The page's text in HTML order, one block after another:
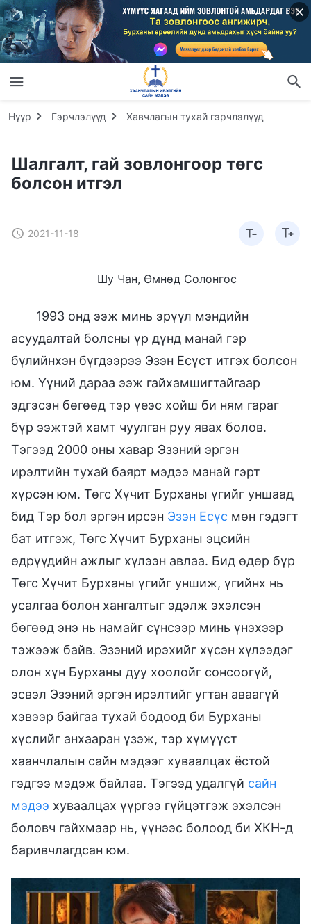
Нүүр Гэрчлэлүүд Хавчлагын тухай гэрчлэлүүд
Шалгалт, гай зовлонгоор төгс
болсон итгэл
2021-11-18
Шу Чан, Өмнөд Солонгос
1993 онд ээж минь эрүүл мэндийн
асуудалтай болсны үр дүнд манай гэр
бүлийнхэн бүгдээрээ Эзэн Есүст итгэх болсон
юм. Үүний дараа ээж гайхамшигтайгаар
эдгэсэн бөгөөд тэр үеэс хойш би ням гараг
бүр ээжтэй хамт чуулган руу явах болов.
Тэгээд 2000 оны хавар Эзэний эргэн
ирэлтийн тухай баярт мэдээ манай гэрт
хүрсэн юм. Төгс Хүчит Бурханы үгийг уншаад
бид Тэр бол эргэн ирсэн Эзэн Есүс мөн гэдэгт
бат итгэж, Төгс Хүчит Бурханы эцсийн
өдрүүдийн ажлыг хүлээн авлаа. Бид өдөр бүр
Төгс Хүчит Бурханы үгийг уншиж, үгийнх нь
усалгаа болон хангалтыг эдэлж эхэлсэн
бөгөөд энэ нь намайг сүнсээр минь үнэхээр
тэжээж байв. Эзэний ирэхийг хүсэн хүлээдэг
олон хүн Бурханы дуу хоолойг сонсоогүй,
эсвэл Эзэний эргэн ирэлтийг угтан аваагүй
хэвээр байгаа тухай бодоод би Бурханы
хүслийг анхааран үзэж, тэр хүмүүст
хаанчлалын сайн мэдээг хуваалцах ёстой
гэдгээ мэдэж байлаа. Тэгээд удалгүй сайн
мэдээ хуваалцах үүргээ гүйцэтгэж эхэлсэн
боловч гайхмаар нь, үүнээс болоод би ХКН-д
баривчлагдсан юм.